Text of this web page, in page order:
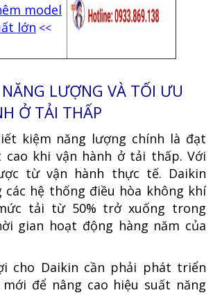
model
lớn <<
LƯỢNG VÀ TỐI ƯU
Ở TẢI THẤP
kiệm năng lượng chính là đạt
cao khi vận hành ở tải thấp. Với
từ vận hành thực tế. Daikin
các hệ thống điều hòa không khí
tải từ 50% trở xuống trong
gian hoạt động hàng năm của
cho Daikin cần phải phát triển
mới để nâng cao hiệu suất năng